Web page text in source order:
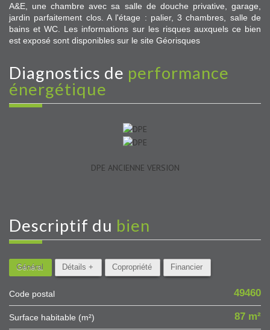
A&E, une chambre avec sa salle de douche privative, garage,
jardin parfaitement clos. A l'étage : palier, 3 chambres, salle de
bains et WC. Les informations sur les risques auxquels ce bien
est exposé sont disponibles sur le site Géorisques
diagnostics de performance
énergétique
DPE ANCIENNE VERSION
descriptif du bien
Général Détails + Copropriété Financier
Code postal 49460
Surface habitable (m²) 87 m²